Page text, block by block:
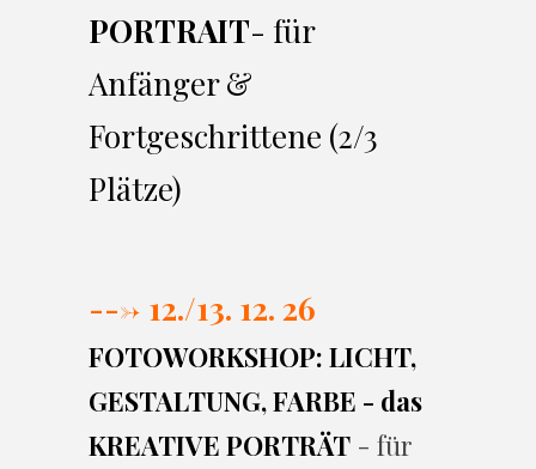
PORTRAIT- für
Anfänger &
Fortgeschrittene (2/3
Plätze)
---> 12./13. 12. 26
FOTOWORKSHOP: LICHT,
GESTALTUNG, FARBE - das
KREATIVE PORTRÄT - für